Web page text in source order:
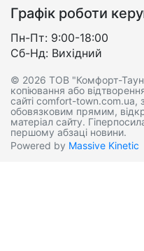
Графік роботи
Пн-Пт: 9:00-18:00
Сб-Нд: Вихідний
© 2026 ТОВ "Комфорт-
копіювання або
сайті comfort-town.com.ua,
обовязковим прямим,
матеріал сайту.
першому абзаці новини.
Powered by Massive Kinetic